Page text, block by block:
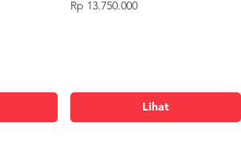
Rp 13.750.000
Lihat